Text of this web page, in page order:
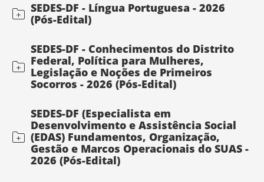
SEDES-DF - Língua Portuguesa - 2026
(Pós-Edital)
SEDES-DF - Conhecimentos do Distrito
Federal, Política para Mulheres,
Legislação e Noções de Primeiros
Socorros - 2026 (Pós-Edital)
SEDES-DF (Especialista em
Desenvolvimento e Assistência Social
(EDAS) Fundamentos, Organização,
Gestão e Marcos Operacionais do SUAS -
2026 (Pós-Edital)